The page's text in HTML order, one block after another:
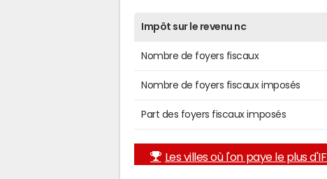
Impôt sur le revenu nc
Nombre de foyers fiscaux
Nombre de foyers fiscaux imposés
Part des foyers fiscaux imposés
Les villes où l'on paye le plus